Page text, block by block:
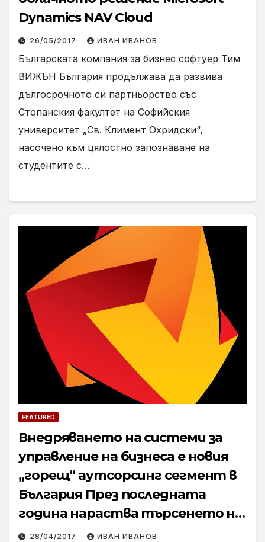
Dynamics NAV Cloud
26/05/2017 ИВАН ИВАНОВ
Българската компания за бизнес софтуер Тим
ВИЖЪН България продължава да развива
дългосрочното си партньорство със
Стопанския факултет на Софийския
университет „Св. Климент Охридски“,
насочено към цялостно запознаване на
студентите с…
FEATURED
Внедряването на системи за
управление на бизнеса е новия
„горещ“ аутсорсинг сегмент в
България През последната
година нараства търсенето на
български ERP консултанти от
28/04/2017 ИВАН ИВАНОВ